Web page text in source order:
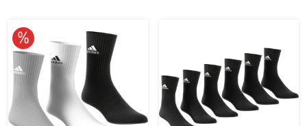
10% reduziert